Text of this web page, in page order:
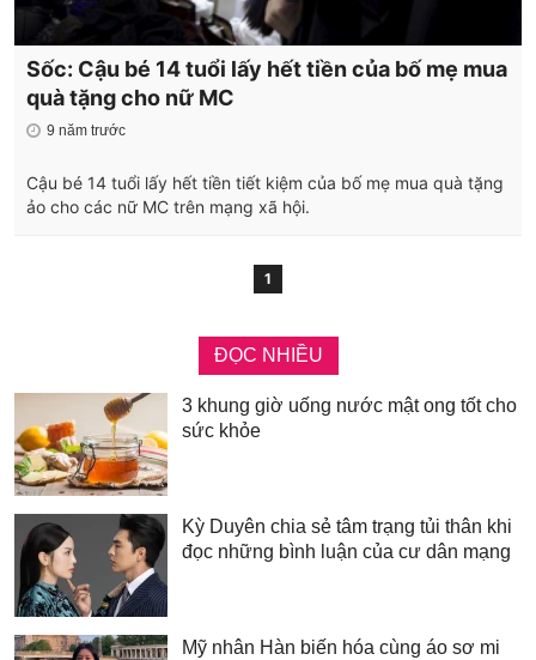
Sốc: Cậu bé 14 tuổi lấy hết tiền của bố mẹ mua
quà tặng cho nữ MC
9 năm trước
Cậu bé 14 tuổi lấy hết tiền tiết kiệm của bố mẹ mua quà tặng
ảo cho các nữ MC trên mạng xã hội.
1
ĐỌC NHIỀU
3 khung giờ uống nước mật ong tốt cho
sức khỏe
Kỳ Duyên chia sẻ tâm trạng tủi thân khi
đọc những bình luận của cư dân mạng
Mỹ nhân Hàn biến hóa cùng áo sơ mi